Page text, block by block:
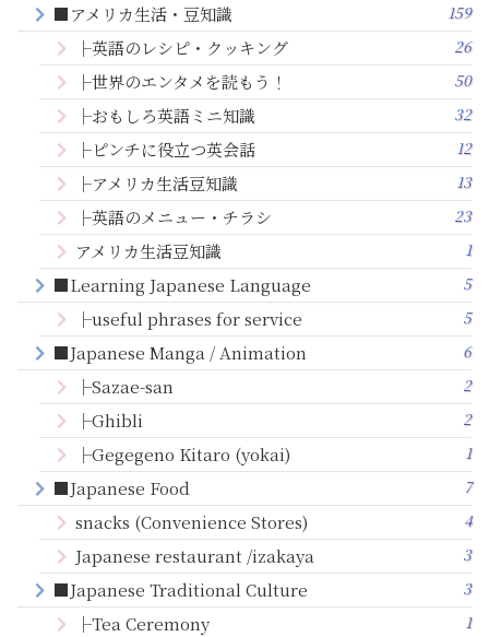
■アメリカ生活・豆知識 159
├英語のレシピ・クッキング 26
├世界のエンタメを読もう！ 50
├おもしろ英語ミニ知識 32
├ピンチに役立つ英会話 12
├アメリカ生活豆知識 13
├英語のメニュー・チラシ 23
アメリカ生活豆知識 1
■Learning Japanese Language 5
├useful phrases for service 5
■Japanese Manga / Animation 6
├Sazae-san 2
├Ghibli 2
├Gegegeno Kitaro (yokai) 1
■Japanese Food 7
snacks (Convenience Stores) 4
Japanese restaurant /izakaya 3
■Japanese Traditional Culture 3
├Tea Ceremony 1